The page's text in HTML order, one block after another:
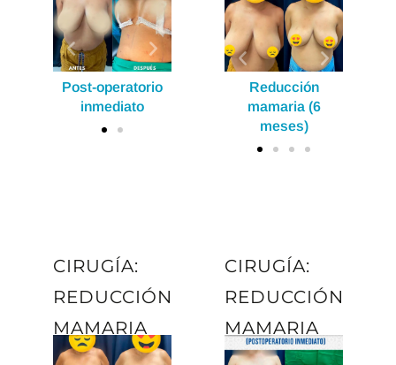
Post-operatorio
inmediato
Post-operatorio
inmediato
Post-
Reducción
mamaria (6
Reducción
mamaria (6
meses)
CIRUGÍA:
REDUCCIÓN
MAMARIA
CIRUGÍA:
REDUCCIÓN
MAMARIA